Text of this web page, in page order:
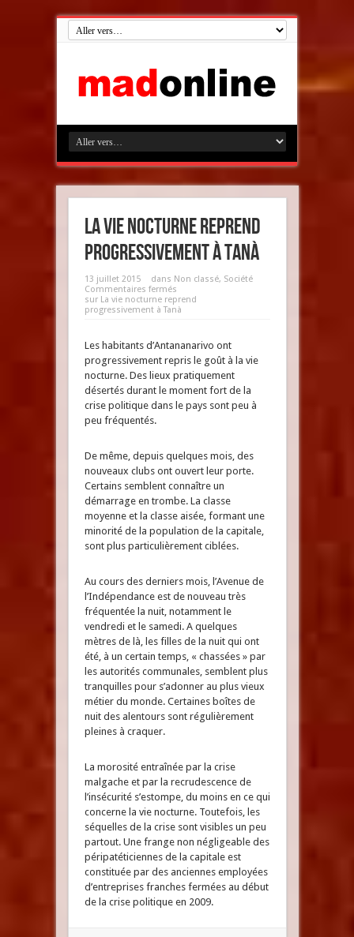
La vie nocturne reprend
progressivement à Tanà
13 juillet 2015 dans Non classé, Société
Commentaires fermés
sur La vie nocturne reprend
progressivement à Tanà
Les habitants d’Antananarivo ont
progressivement repris le goût à la vie
nocturne. Des lieux pratiquement
désertés durant le moment fort de la
crise politique dans le pays sont peu à
peu fréquentés.
De même, depuis quelques mois, des
nouveaux clubs ont ouvert leur porte.
Certains semblent connaître un
démarrage en trombe. La classe
moyenne et la classe aisée, formant une
minorité de la population de la capitale,
sont plus particulièrement ciblées.
Au cours des derniers mois, l’Avenue de
l’Indépendance est de nouveau très
fréquentée la nuit, notamment le
vendredi et le samedi. A quelques
mètres de là, les filles de la nuit qui ont
été, à un certain temps, « chassées » par
les autorités communales, semblent plus
tranquilles pour s’adonner au plus vieux
métier du monde. Certaines boîtes de
nuit des alentours sont régulièrement
pleines à craquer.
La morosité entraînée par la crise
malgache et par la recrudescence de
l’insécurité s’estompe, du moins en ce qui
concerne la vie nocturne. Toutefois, les
séquelles de la crise sont visibles un peu
partout. Une frange non négligeable des
péripatéticiennes de la capitale est
constituée par des anciennes employées
d’entreprises franches fermées au début
de la crise politique en 2009.